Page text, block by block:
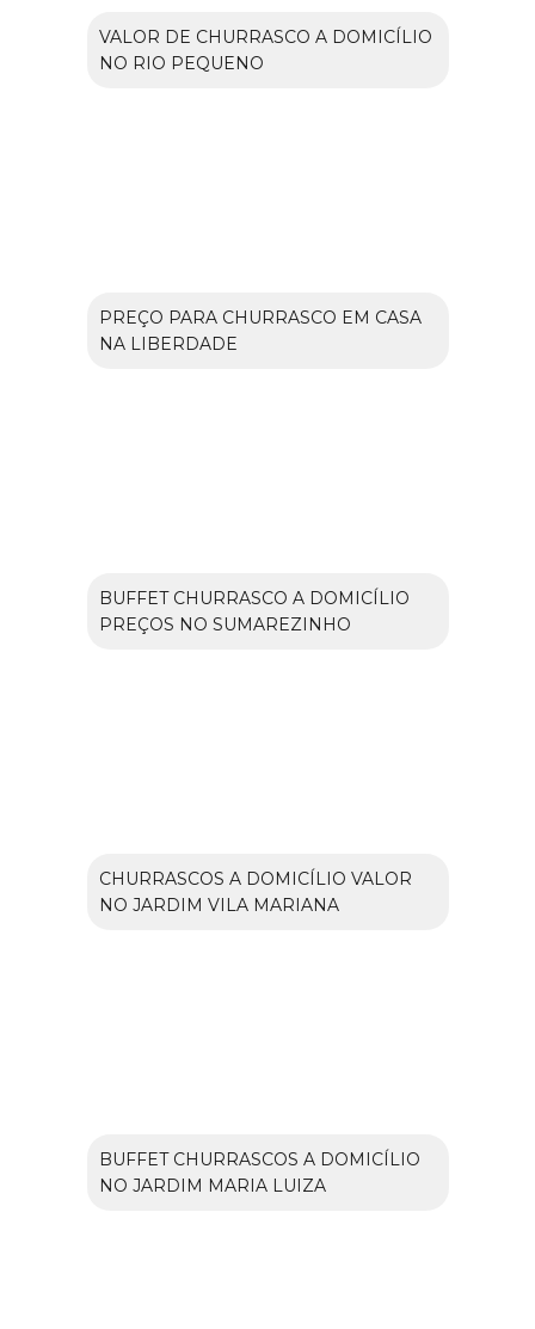
VALOR DE CHURRASCO A DOMICÍLIO
NO RIO PEQUENO
PREÇO PARA CHURRASCO EM CASA
NA LIBERDADE
BUFFET CHURRASCO A DOMICÍLIO
PREÇOS NO SUMAREZINHO
CHURRASCOS A DOMICÍLIO VALOR
NO JARDIM VILA MARIANA
BUFFET CHURRASCOS A DOMICÍLIO
NO JARDIM MARIA LUIZA